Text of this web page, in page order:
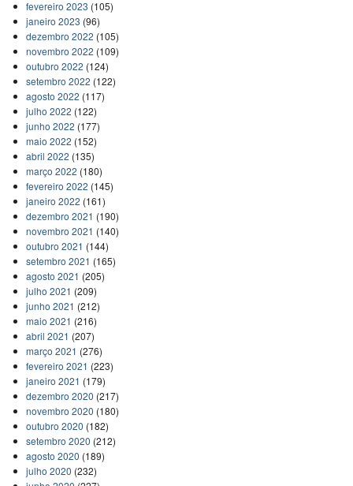
fevereiro 2023 (105)
janeiro 2023 (96)
dezembro 2022 (105)
novembro 2022 (109)
outubro 2022 (124)
setembro 2022 (122)
agosto 2022 (117)
julho 2022 (122)
junho 2022 (177)
maio 2022 (152)
abril 2022 (135)
março 2022 (180)
fevereiro 2022 (145)
janeiro 2022 (161)
dezembro 2021 (190)
novembro 2021 (140)
outubro 2021 (144)
setembro 2021 (165)
agosto 2021 (205)
julho 2021 (209)
junho 2021 (212)
maio 2021 (216)
abril 2021 (207)
março 2021 (276)
fevereiro 2021 (223)
janeiro 2021 (179)
dezembro 2020 (217)
novembro 2020 (180)
outubro 2020 (182)
setembro 2020 (212)
agosto 2020 (189)
julho 2020 (232)